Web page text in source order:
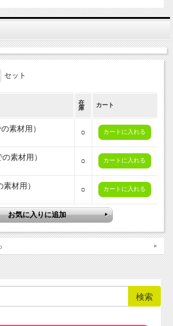
トです。染色に必要な染料と助剤がセ
色 ＞
が暮れて次第に暗くなっていく黄昏時
す。「ダスキー」は、薄暗い陰鬱（い
。色名に「ダスキー」と付けると、灰
なります。
発行元: 新紀元社）
セット
在
庫
カート
素材用）
○
素材用）
○
材用）
○